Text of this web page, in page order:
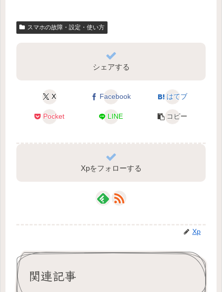
スマホの故障・設定・使い方
シェアする
X Facebook はてブ
Pocket LINE コピー
Xpをフォローする
Xp
関連記事